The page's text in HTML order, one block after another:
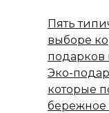
Пять
выборе
подарков
Эко-
которые
бережное